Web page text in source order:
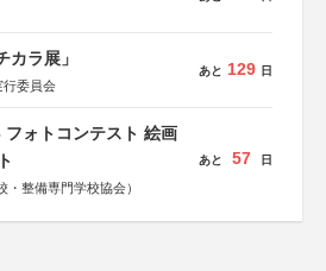
カラ展」
行委員会
あと 129 日
ォトコンテスト 絵画
整備専門学校協会）
あと 57 日